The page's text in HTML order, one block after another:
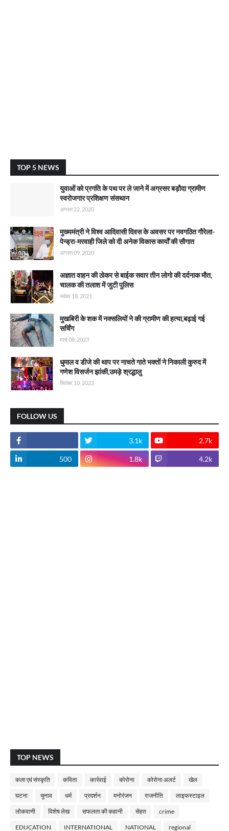
TOP 5 NEWS
युवाओं को प्रगति के पथ पर ले जाने में अग्रसर बड़ौदा ग्रामीण
स्वरोजगार प्रशिक्षण संसथान
अगस्त 22, 2020
मुख्यमंत्री ने विश्व आदिवासी दिवस के अवसर पर नवगठित गौरेला-
पेन्ड्रा-मरवाही जिले को दी अनेक विकास कार्याें की सौगात
अगस्त 09, 2020
अज्ञात वाहन की ठोकर से बाईक सवार तीन लोगो की दर्दनाक मौत,
चालक की तलाश में जुटी पुलिस
नवंबर 18, 2021
मुखबिरी के शक में नक्सलियों ने की ग्रामीण की हत्या,बढ़ाई गई
सर्चिंग
मार्च 08, 2023
धुमाल व डीजे की थाप पर नाचते गाते भक्तों ने निकाली कुरुद में
गणेश विसर्जन झांकी,उमड़े श्रद्धालु
सितंबर 10, 2022
FOLLOW US
3.1k 2.7k
500 1.8k 4.2k
TOP NEWS
कला एवं संस्कृति कविता कार्रवाई कोरोना कोरोना अलर्ट खेल
घटना चुनाव धर्म प्रदर्शन मनोरंजन राजनीति लाइफस्टाइल
लोकवाणी विशेष लेख सफलता की कहानी सेहत crime
EDUCATION INTERNATIONAL NATIONAL regional